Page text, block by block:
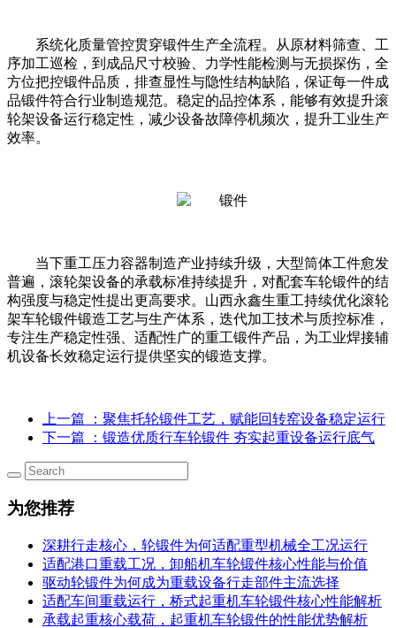
系统化质量管控贯穿锻件生产全流程。从原材料筛查、工
序加工巡检，到成品尺寸校验、力学性能检测与无损探伤，全
方位把控锻件品质，排查显性与隐性结构缺陷，保证每一件成
品锻件符合行业制造规范。稳定的品控体系，能够有效提升滚
轮架设备运行稳定性，减少设备故障停机频次，提升工业生产
效率。
当下重工压力容器制造产业持续升级，大型筒体工件愈发
普遍，滚轮架设备的承载标准持续提升，对配套车轮锻件的结
构强度与稳定性提出更高要求。山西永鑫生重工持续优化滚轮
架车轮锻件锻造工艺与生产体系，迭代加工技术与质控标准，
专注生产稳定性强、适配性广的重工锻件产品，为工业焊接辅
机设备长效稳定运行提供坚实的锻造支撑。
上一篇
：聚焦托轮锻件工艺，赋能回转窑设备稳定运行
下一篇
：锻造优质行车轮锻件 夯实起重设备运行底气
为您推荐
深耕行走核心，轮锻件为何适配重型机械全工况运行
适配港口重载工况，卸船机车轮锻件核心性能与价值
驱动轮锻件为何成为重载设备行走部件主流选择
适配车间重载运行，桥式起重机车轮锻件核心性能解析
承载起重核心载荷，起重机车轮锻件的性能优势解析